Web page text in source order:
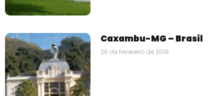
Caxambu-MG – Brasil
26 de fevereiro de 2018